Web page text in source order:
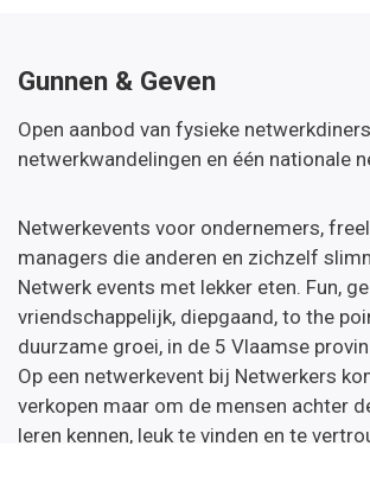
Gunnen & Geven
Open aanbod van fysieke
netwerkwandelingen en één nationale
Netwerkevents voor ondernemers,
managers die anderen en zichzelf
Netwerk events met lekker eten. Fun,
vriendschappelijk, diepgaand, to the
duurzame groei, in de 5 Vlaamse
Op een netwerkevent bij Netwerkers
verkopen maar om de mensen achter
leren kennen, leuk te vinden en te